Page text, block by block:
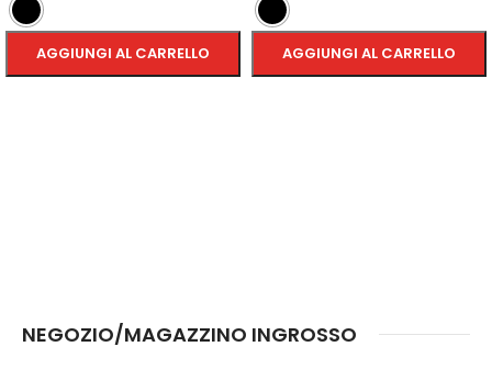
AGGIUNGI AL CARRELLO AGGIUNGI AL CARRELLO
NEGOZIO/MAGAZZINO INGROSSO